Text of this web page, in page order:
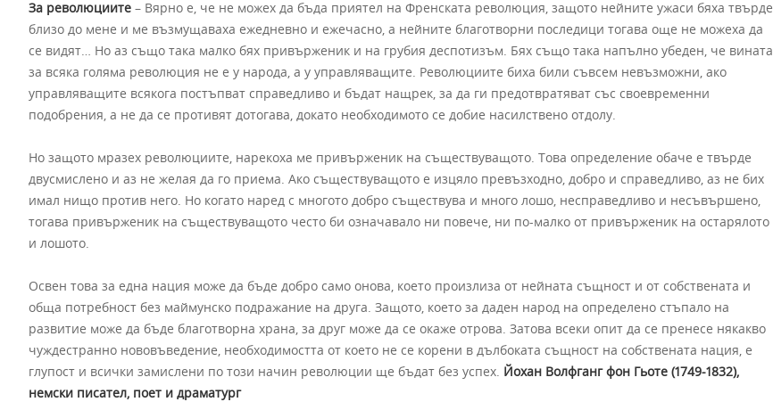
За революциите – Вярно е, че не можех да бъда приятел на Френската революция, защото нейните ужаси бяха твърде
близо до мене и ме възмущаваха ежедневно и ежечасно, а нейните благотворни последици тогава още не можеха да
се видят… Но аз също така малко бях привърженик и на грубия деспотизъм. Бях също така напълно убеден, че вината
за всяка голяма революция не е у народа, а у управляващите. Революциите биха били съвсем невъзможни, ако
управляващите всякога постъпват справедливо и бъдат нащрек, за да ги предотвратяват със своевременни
подобрения, а не да се противят дотогава, докато необходимото се добие насилствено отдолу.
Но защото мразех революциите, нарекоха ме привърженик на съществуващото. Това определение обаче е твърде
двусмислено и аз не желая да го приема. Ако съществуващото е изцяло превъзходно, добро и справедливо, аз не бих
имал нищо против него. Но когато наред с многото добро съществува и много лошо, несправедливо и несъвършено,
тогава привърженик на съществуващото често би означавало ни повече, ни по-малко от привърженик на остарялото
и лошото.
Освен това за една нация може да бъде добро само онова, което произлиза от нейната същност и от собствената и
обща потребност без маймунско подражание на друга. Защото, което за даден народ на определено стъпало на
развитие може да бъде благотворна храна, за друг може да се окаже отрова. Затова всеки опит да се пренесе някакво
чуждестранно нововъведение, необходимостта от което не се корени в дълбоката същност на собствената нация, е
глупост и всички замислени по този начин революции ще бъдат без успех. Йохан Волфганг фон Гьоте (1749-1832),
немски писател, поет и драматург